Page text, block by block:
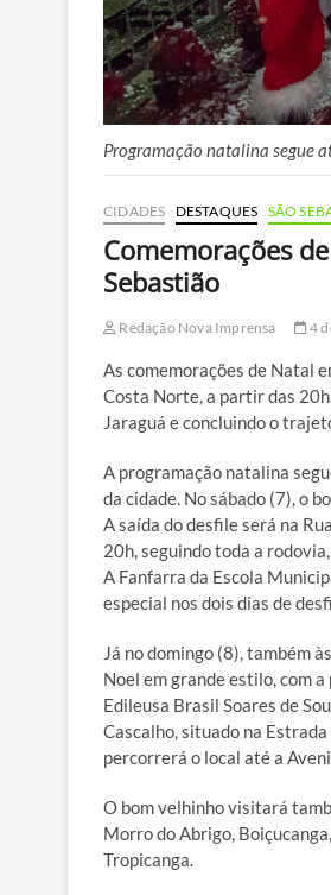
Programação natalina segue
CIDADES DESTAQUES SÃO
Comemorações
Sebastião
Redação Nova Imprensa 4
As comemorações de Natal
Costa Norte, a partir das
Jaraguá e concluindo o
A programação natalina
da cidade. No sábado (7), o
A saída do desfile será na
20h, seguindo toda a
A Fanfarra da Escola
especial nos dois dias de
Já no domingo (8), também
Noel em grande estilo, com
Edileusa Brasil Soares de
Cascalho, situado na
percorrerá o local até a
O bom velhinho visitará
Morro do Abrigo,
Tropicanga.